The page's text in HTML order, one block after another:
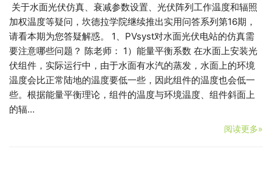
关于水面光伏仿真、衰减参数设置、光伏阵列工作温度和辐照
加权温度等疑问，坎德拉学院继续推出实用问答系列第16期，
请看本期为您答疑解惑。 1、PVsyst对水面光伏电站的仿真需
要注意哪些问题？ 陈老师： 1）能量平衡系数 在水面上安装光
伏组件，实际运行中，由于水面有水汽的蒸发，水面上的环境
温度会比正常陆地的温度要低一些，因此组件的温度也会低一
些。根据能量平衡理论，组件的温度与环境温度、组件斜面上
的辐…
阅读更多»